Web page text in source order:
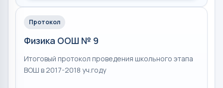
Протокол
Физика ООШ № 9
Итоговый протокол проведения школьного этапа
ВОШ в 2017-2018 уч.году